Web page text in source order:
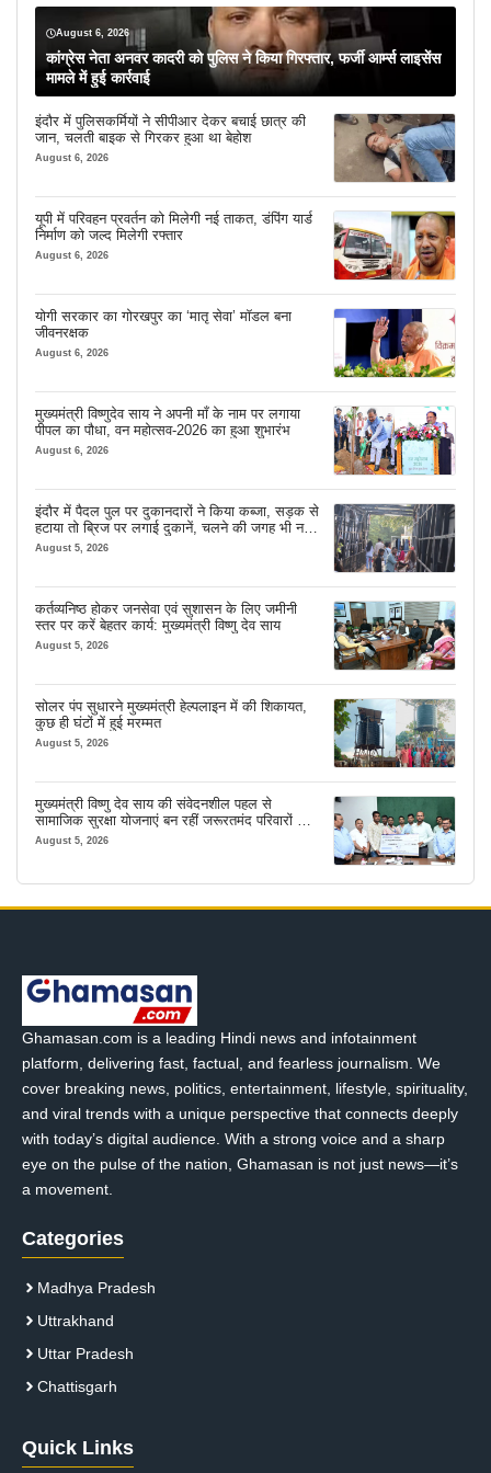
August 6, 2026
कांग्रेस नेता अनवर कादरी को पुलिस ने किया गिरफ्तार, फर्जी आर्म्स लाइसेंस
मामले में हुई कार्रवाई
इंदौर में पुलिसकर्मियों ने सीपीआर देकर बचाई छात्र की
जान, चलती बाइक से गिरकर हुआ था बेहोश
August 6, 2026
यूपी में परिवहन प्रवर्तन को मिलेगी नई ताकत, डंपिंग यार्ड
निर्माण को जल्द मिलेगी रफ्तार
August 6, 2026
योगी सरकार का गोरखपुर का ‘मातृ सेवा’ मॉडल बना
जीवनरक्षक
August 6, 2026
मुख्यमंत्री विष्णुदेव साय ने अपनी माँ के नाम पर लगाया
पीपल का पौधा, वन महोत्सव-2026 का हुआ शुभारंभ
August 6, 2026
इंदौर में पैदल पुल पर दुकानदारों ने किया कब्जा, सड़क से
हटाया तो ब्रिज पर लगाई दुकानें, चलने की जगह भी नहीं
मिल रही
August 5, 2026
कर्तव्यनिष्ठ होकर जनसेवा एवं सुशासन के लिए जमीनी
स्तर पर करें बेहतर कार्य: मुख्यमंत्री विष्णु देव साय
August 5, 2026
सोलर पंप सुधारने मुख्यमंत्री हेल्पलाइन में की शिकायत,
कुछ ही घंटों में हुई मरम्मत
August 5, 2026
मुख्यमंत्री विष्णु देव साय की संवेदनशील पहल से
सामाजिक सुरक्षा योजनाएं बन रहीं जरूरतमंद परिवारों का
मजबूत सहारा
August 5, 2026
Ghamasan.com is a leading Hindi news and infotainment
platform, delivering fast, factual, and fearless journalism. We
cover breaking news, politics, entertainment, lifestyle, spirituality,
and viral trends with a unique perspective that connects deeply
with today’s digital audience. With a strong voice and a sharp
eye on the pulse of the nation, Ghamasan is not just news—it’s
a movement.
Categories
Madhya Pradesh
Uttrakhand
Uttar Pradesh
Chattisgarh
Quick Links